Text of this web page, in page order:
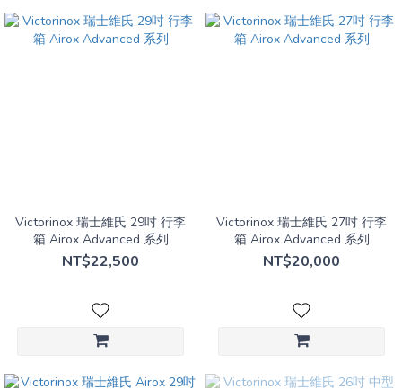
Victorinox 瑞士維氏 29吋 行李
箱 Airox Advanced 系列
NT$22,500
Victorinox 瑞士維氏 27吋 行李
箱 Airox Advanced 系列
NT$20,000